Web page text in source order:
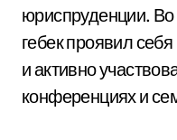
юриспруденции.
гебек проявил
и активно
конференциях и